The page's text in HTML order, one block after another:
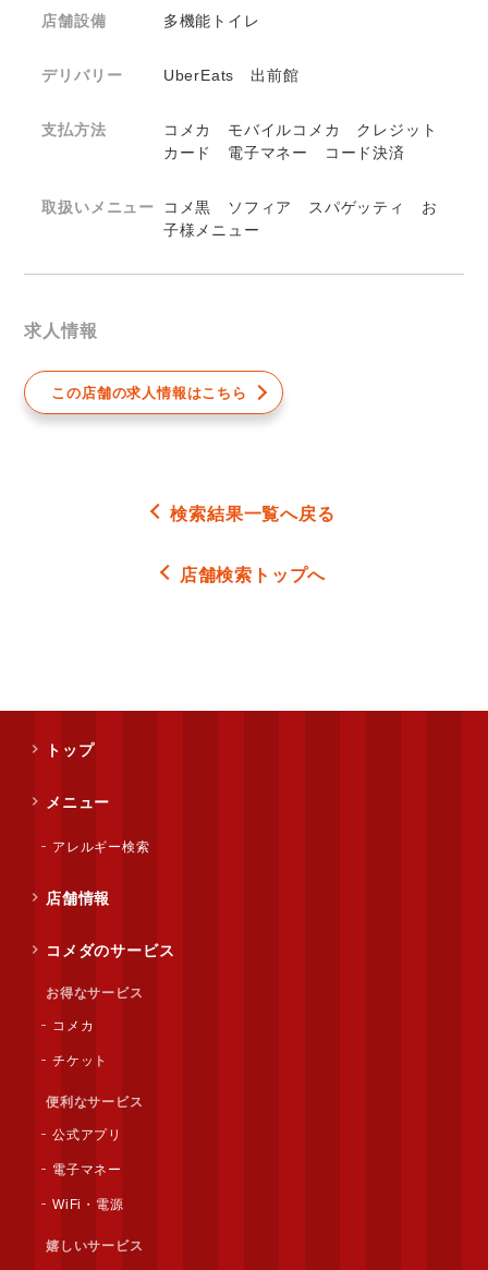
店舗設備 多機能トイレ
デリバリー UberEats 出前館
支払方法
コメカ モバイルコメカ クレジット
カード 電子マネー コード決済
取扱いメニュー
コメ黒 ソフィア スパゲッティ お
子様メニュー
求人情報
この店舗の求人情報はこちら
検索結果一覧へ戻る
店舗検索トップへ
トップ
メニュー
アレルギー検索
店舗情報
コメダのサービス
お得なサービス
コメカ
チケット
便利なサービス
公式アプリ
電子マネー
WiFi・電源
嬉しいサービス